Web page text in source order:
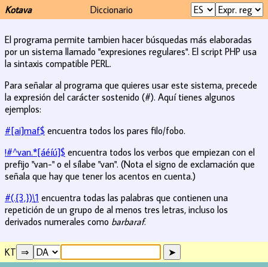
Kotava Diccionario
El programa permite tambien hacer búsquedas más elaboradas
por un sistema llamado "expresiones regulares". El script PHP usa
la sintaxis compatible PERL.
Para señalar al programa que quieres usar este sistema, precede
la expresión del carácter sostenido (#). Aquí tienes algunos
ejemplos:
#[ai]maf$ encuentra todos los pares filo/fobo.
!#^van.*[áéíú]$ encuentra todos los verbos que empiezan con el
prefijo "van-" o el sílabe "van". (Nota el signo de exclamación que
señala que hay que tener los acentos en cuenta.)
#(.{3,})\1 encuentra todas las palabras que contienen una
repetición de un grupo de al menos tres letras, incluso los
derivados numerales como barbaraf.
KT